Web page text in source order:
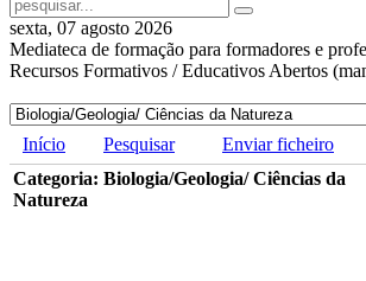
sexta, 07 agosto 2026
Mediateca de formação para formadores e
Recursos Formativos / Educativos Abertos
Início Pesquisar Enviar ficheiro
Categoria: Biologia/Geologia/ Ciências da
Natureza